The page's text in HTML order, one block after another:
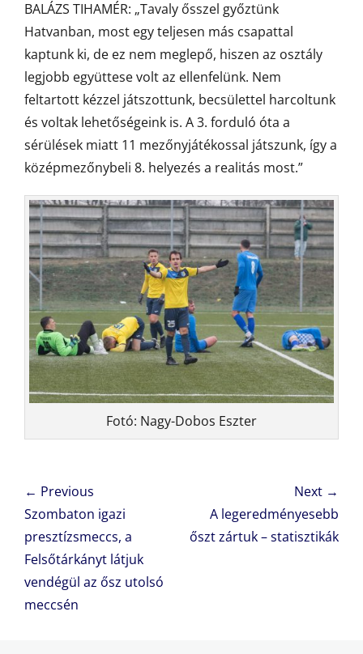
BALÁZS TIHAMÉR: „Tavaly ősszel győztünk
Hatvanban, most egy teljesen más csapattal
kaptunk ki, de ez nem meglepő, hiszen az osztály
legjobb együttese volt az ellenfelünk. Nem
feltartott kézzel játszottunk, becsülettel harcoltunk
és voltak lehetőségeink is. A 3. forduló óta a
sérülések miatt 11 mezőnyjátékossal játszunk, így a
középmezőnybeli 8. helyezés a realitás most.”
Fotó: Nagy-Dobos Eszter
Bejegyzés
navigáció
← Previous
Previous
post:
Szombaton igazi
presztízsmeccs, a
Felsőtárkányt látjuk
vendégül az ősz utolsó
meccsén
Next →
post:
A legeredményesebb
őszt zártuk – statisztikák